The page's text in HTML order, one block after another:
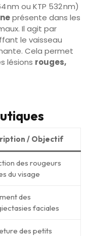
nm ou KTP 532 nm)
présente dans les
Il agit par
le vaisseau
Cela permet
lésions rouges,
/ Objectif
des rougeurs
du visage
des
faciales
des petits